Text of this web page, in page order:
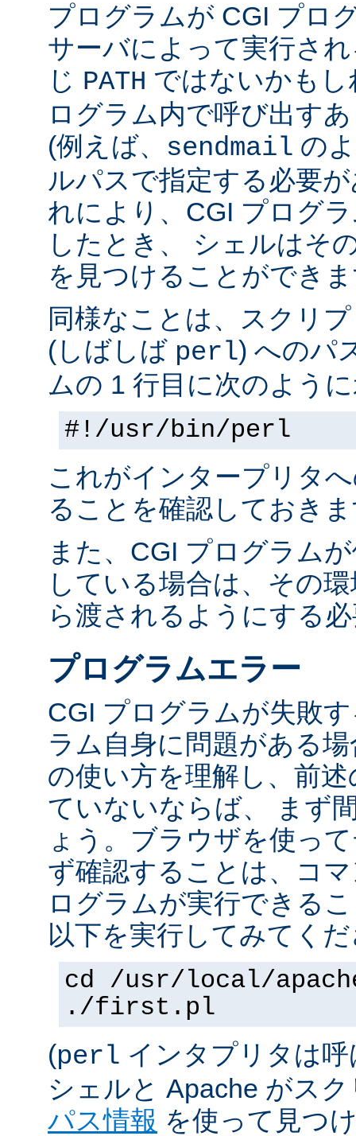
プログラムが CGI プロ
サーバによって実行さ
じ PATH ではないかも
ログラム内で呼び出す
(例えば、 sendmail の
ルパスで指定する必要
れにより、CGI プログ
したとき、 シェルはそ
を見つけることができ
同様なことは、スクリ
(しばしば perl) へのパ
ムの 1 行目に次のよう
#!/usr/bin/perl
これがインタープリタ
ることを確認しておき
また、CGI プログラム
している場合は、その
ら渡されるようにする
プログラムエラー
CGI プログラムが失敗
ラム自身に問題がある
の使い方を理解し、前
ていないならば、 まず
ょう。ブラウザを使っ
ず確認することは、コ
ログラムが実行できる
以下を実行してみてく
cd /usr/local/
./first.pl
(perl インタプリタは
シェルと Apache がス
パス情報 を使って見つ